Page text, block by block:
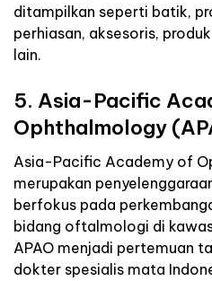
ditampilkan seperti batik,
perhiasan, aksesoris,
lain.
5. Asia-Pacific
Ophthalmology
Asia-Pacific Academy of
merupakan
berfokus pada
bidang oftalmologi di
APAO menjadi pertemuan
dokter spesialis mata